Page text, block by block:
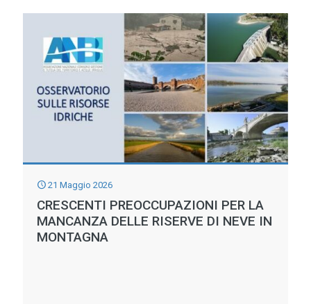
TERRA
DEI
FUOCHI
GIARDINO
D’EUROPA:
PROTOCOLLO
LEGALITA’
FRA
CONSORZIO
DI
21 Maggio 2026
CRESCENTI PREOCCUPAZIONI PER LA
MANCANZA DELLE RISERVE DI NEVE IN
MONTAGNA